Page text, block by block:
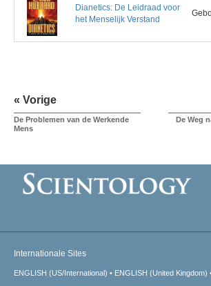
Dianetics: De Leidraad voor
het Menselijk Verstand
« Vorige
De Problemen van de Werkende
Mens
De Weg
Internationale Sites
ENGLISH (US/International) ENGLISH (United Kingdom)